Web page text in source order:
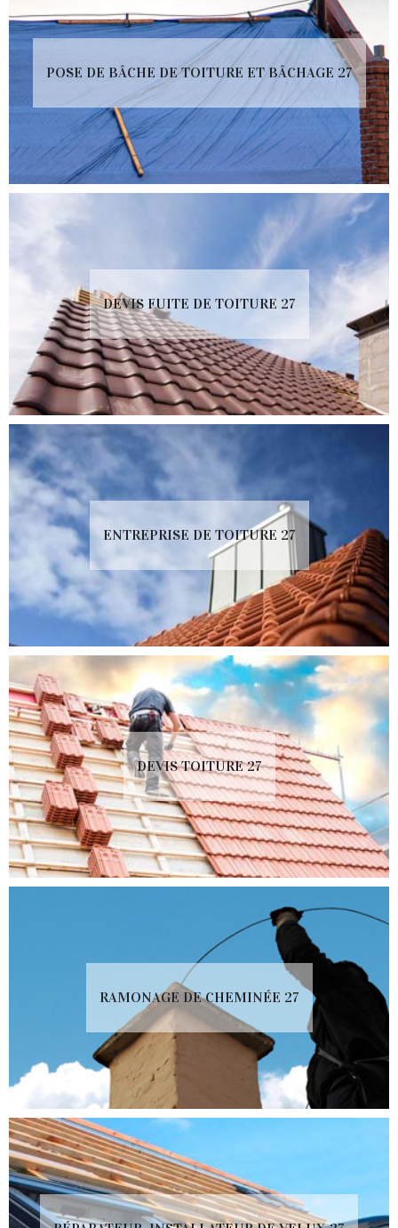
POSE DE BÂCHE DE TOITURE ET BÂCHAGE 27
DEVIS FUITE DE TOITURE 27
ENTREPRISE DE TOITURE 27
DEVIS TOITURE 27
RAMONAGE DE CHEMINÉE 27